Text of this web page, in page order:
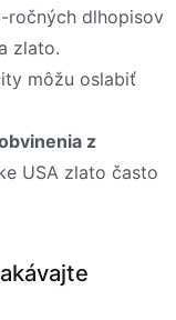
ročných dlhopisov
zlato.
môžu oslabiť
z
USA zlato často